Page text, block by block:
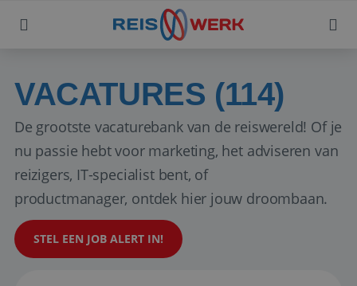
VACATURES (114)
De grootste vacaturebank van de reiswereld! Of je
nu passie hebt voor marketing, het adviseren van
reizigers, IT-specialist bent, of
productmanager, ontdek hier jouw droombaan.
STEL EEN JOB ALERT IN!